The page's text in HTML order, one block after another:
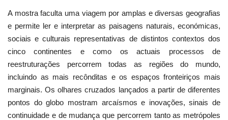
A mostra faculta uma viagem por amplas e diversas geografias
e permite ler e interpretar as paisagens naturais, económicas,
sociais e culturais representativas de distintos contextos dos
cinco continentes e como os actuais processos de
reestruturações percorrem todas as regiões do mundo,
incluindo as mais recônditas e os espaços fronteiriços mais
marginais. Os olhares cruzados lançados a partir de diferentes
pontos do globo mostram arcaísmos e inovações, sinais de
continuidade e de mudança que percorrem tanto as metrópoles